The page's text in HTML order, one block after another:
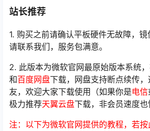
站长推荐
1. 购买之前请确认平板硬件无故障，
请联系我们，服务包满意。
2. 此版本为微软官网最原始版本系统
和百度网盘下载，网盘支持断点续传
友，欢迎大家下载使用（如果你是电信
极力推荐天翼云盘下载，非会员速度也
注：以下为微软官网提供的教程，若